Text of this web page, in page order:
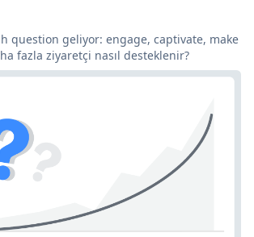
question geliyor: engage, captivate, make
fazla ziyaretçi nasıl desteklenir?